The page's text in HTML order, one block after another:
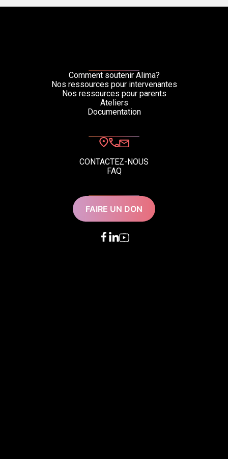
Comment soutenir Alima?
Nos ressources pour intervenantes
Nos ressources pour parents
Ateliers
Documentation
CONTACTEZ-NOUS
FAQ
FAIRE UN DON